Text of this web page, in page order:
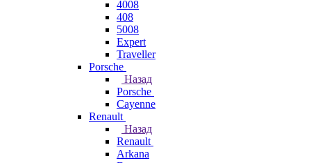
4008
408
5008
Expert
Traveller
Porsche
Назад
Porsche
Cayenne
Renault
Назад
Renault
Arkana